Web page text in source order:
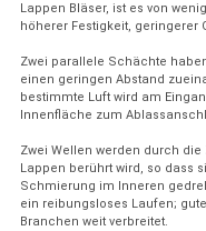
Lappen Bläser, ist es von
höherer Festigkeit, geringerer
Zwei parallele Schächte
einen geringen Abstand
bestimmte Luft wird am
Innenfläche zum
Zwei Wellen werden durch
Lappen berührt wird, so dass
Schmierung im Inneren
ein reibungsloses Laufen;
Branchen weit verbreitet.